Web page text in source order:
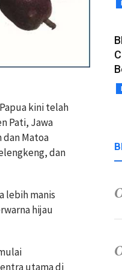
kini telah
Pati, Jawa
dan Matoa
dan
lebih manis
hijau
utama di